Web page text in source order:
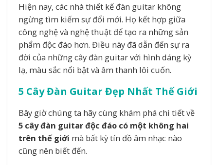
Hiện nay, các nhà thiết kế đàn guitar không
ngừng tìm kiếm sự đổi mới. Họ kết hợp giữa
công nghệ và nghệ thuật để tạo ra những sản
phẩm độc đáo hơn. Điều này đã dẫn đến sự ra
đời của những cây đàn guitar với hình dáng kỳ
lạ, màu sắc nổi bật và âm thanh lôi cuốn.
5 Cây Đàn Guitar Đẹp Nhất Thế Giới
Bây giờ chúng ta hãy cùng khám phá chi tiết về
5 cây đàn guitar độc đáo có một không hai
trên thế giới mà bất kỳ tín đồ âm nhạc nào
cũng nên biết đến.